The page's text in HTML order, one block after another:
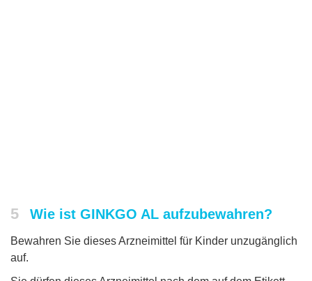
5 Wie ist GINKGO AL aufzubewahren?
Bewahren Sie dieses Arzneimittel für Kinder unzugänglich
auf.